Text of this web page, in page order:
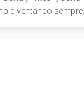
diventando sempre...